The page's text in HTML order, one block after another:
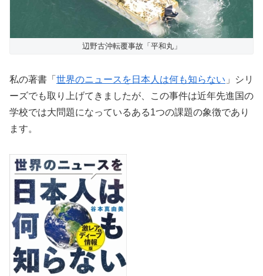
辺野古沖転覆事故「平和丸」
私の著書「 世界のニュースを日本人は何も知らない 」シリ
ーズでも取り上げてきましたが、この事件は近年先進国の
学校では大問題になっているある1つの課題の象徴であり
ます。